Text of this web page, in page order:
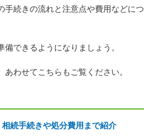
手続きの流れと注意点や費用などにつ
できるようになりましょう。
わせてこちらもご覧ください。
続手続きや処分費用まで紹介